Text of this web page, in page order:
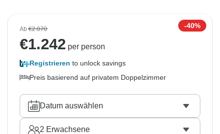
Ab€2.070 -40%
€1.242 per person
Registrieren to unlock savings
Preis basierend auf privatem Doppelzimmer
Datum auswählen
2 Erwachsene